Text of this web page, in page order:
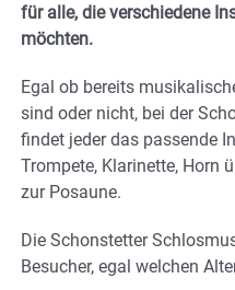
für alle, die verschiedene
möchten.
Egal ob bereits
sind oder nicht, bei der
findet jeder das passende
Trompete, Klarinette, Horn
zur Posaune.
Die Schonstetter
Besucher, egal welchen